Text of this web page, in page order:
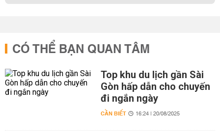
CÓ THỂ BẠN QUAN TÂM
Top khu du lịch gần Sài
Gòn hấp dẫn cho chuyến
đi ngắn ngày
CẦN BIẾT 16:24 | 20/08/2025